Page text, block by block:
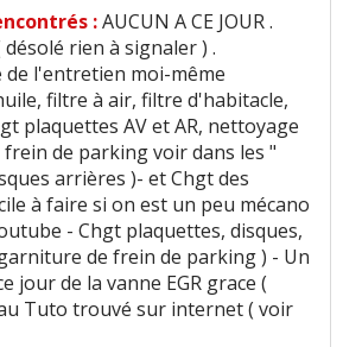
:3n'aiment pas
:56aiment13n'aiment pas
:5n'aiment pas
:4 aiment2n'aiment
:1aime 4n'aiment pas
et relances
:AUCUN A CE JOUR .
désolé rien à signaler ) .
de l'entretien moi-même
filtre à air, filtre d'habitacle,
plaquettes AV et AR, nettoyage
de parking voir dans les "
arrières )- et Chgt des
à faire si on est un peu mécano
- Chgt plaquettes, disques,
de frein de parking ) - Un
jour de la vanne EGR grace (
Tuto trouvé sur internet ( voir